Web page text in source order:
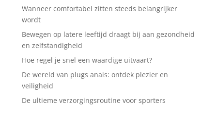
Wanneer comfortabel zitten steeds belangrijker
wordt
Bewegen op latere leeftijd draagt bij aan gezondheid
en zelfstandigheid
Hoe regel je snel een waardige uitvaart?
De wereld van plugs anais: ontdek plezier en
veiligheid
De ultieme verzorgingsroutine voor sporters